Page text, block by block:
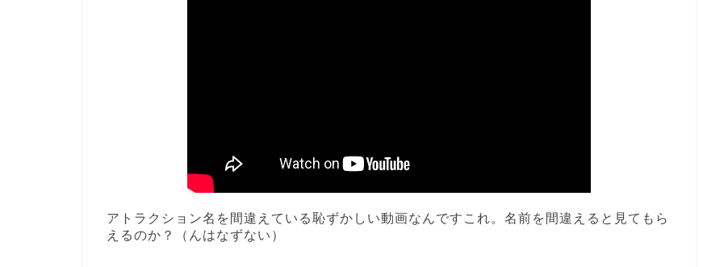
アトラクション名を間違えている恥ずかしい動画なんですこれ。名前を間違えると見てもら
えるのか？（んはなずない）